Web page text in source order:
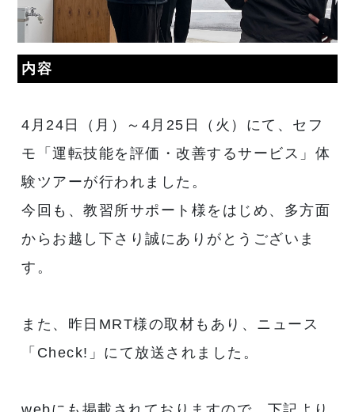
内容
4月24日（月）～4月25日（火）にて、セフ
モ「運転技能を評価・改善するサービス」体
験ツアーが行われました。
今回も、教習所サポート様をはじめ、多方面
からお越し下さり誠にありがとうございま
す。
また、昨日MRT様の取材もあり、ニュース
「Check!」にて放送されました。